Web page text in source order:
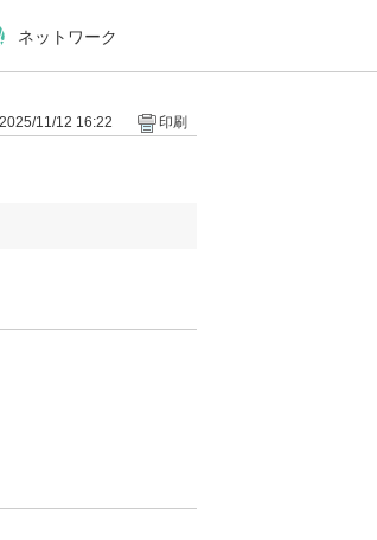
ネットワーク
11/12 16:22 印刷